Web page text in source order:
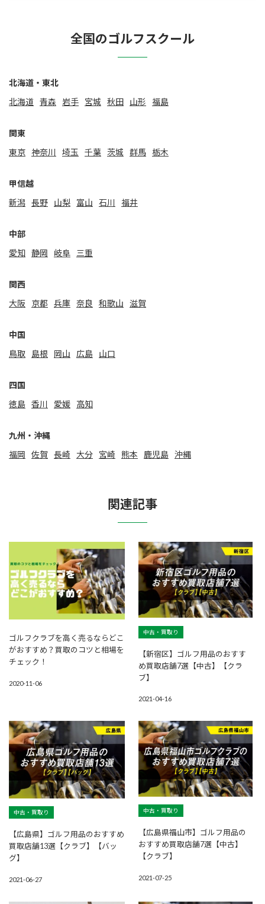
全国のゴルフスクール
北海道・東北
北海道 ⻘森 岩手 宮城 秋田 山形 福島
関東
東京 神奈川 埼玉 千葉 茨城 群馬 栃木
甲信越
新潟 ⻑野 山梨 富山 石川 福井
中部
愛知 静岡 岐阜 三重
関⻄
大阪
京都 兵庫 奈良 和歌山 滋賀
中国
鳥取
島根 岡山 広島 山口
四国
徳島 香川 愛媛 高知
九州・沖縄
福岡
佐賀 ⻑崎 大分 宮崎 熊本 鹿児島 沖縄
関連記事
ゴルフクラブを高く売るならどこ
がおすすめ？買取のコツと相場を
チェック！
2020-11-06
中古・買取り
【新宿区】ゴルフ用品のおすす
め買取店舗7選【中古】【クラ
ブ】
2021-04-16
中古・買取り
【広島県】ゴルフ用品のおすすめ
買取店舗13選【クラブ】【バッ
グ】
2021-06-27
中古・買取り
【広島県福山市】ゴルフ用品の
おすすめ買取店舗7選【中古】
【クラブ】
2021-07-25